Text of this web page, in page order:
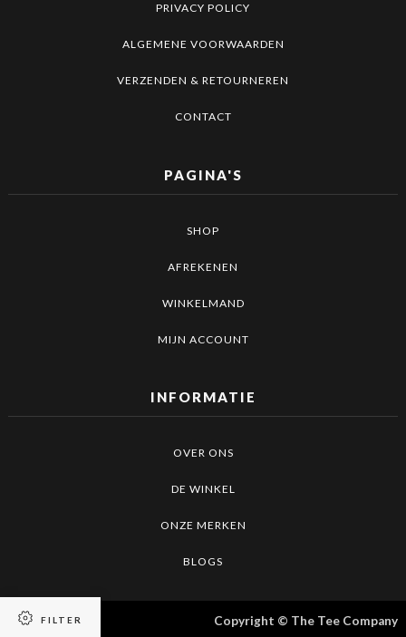
FILTER
PRIVACY POLICY
ALGEMENE VOORWAARDEN
VERZENDEN & RETOURNEREN
CONTACT
PAGINA'S
SHOP
AFREKENEN
WINKELMAND
MIJN ACCOUNT
INFORMATIE
OVER ONS
DE WINKEL
ONZE MERKEN
BLOGS
Copyright © The Tee Company